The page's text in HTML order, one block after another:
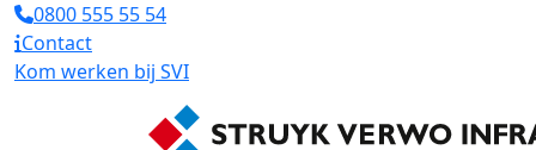
0800 555 55 54
Contact
Kom werken bij SVI